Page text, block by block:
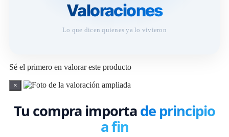
Valoraciones
Lo que dicen quienes ya lo vivieron
Sé el primero en valorar este producto
×
Tu compra importade principio
a fin